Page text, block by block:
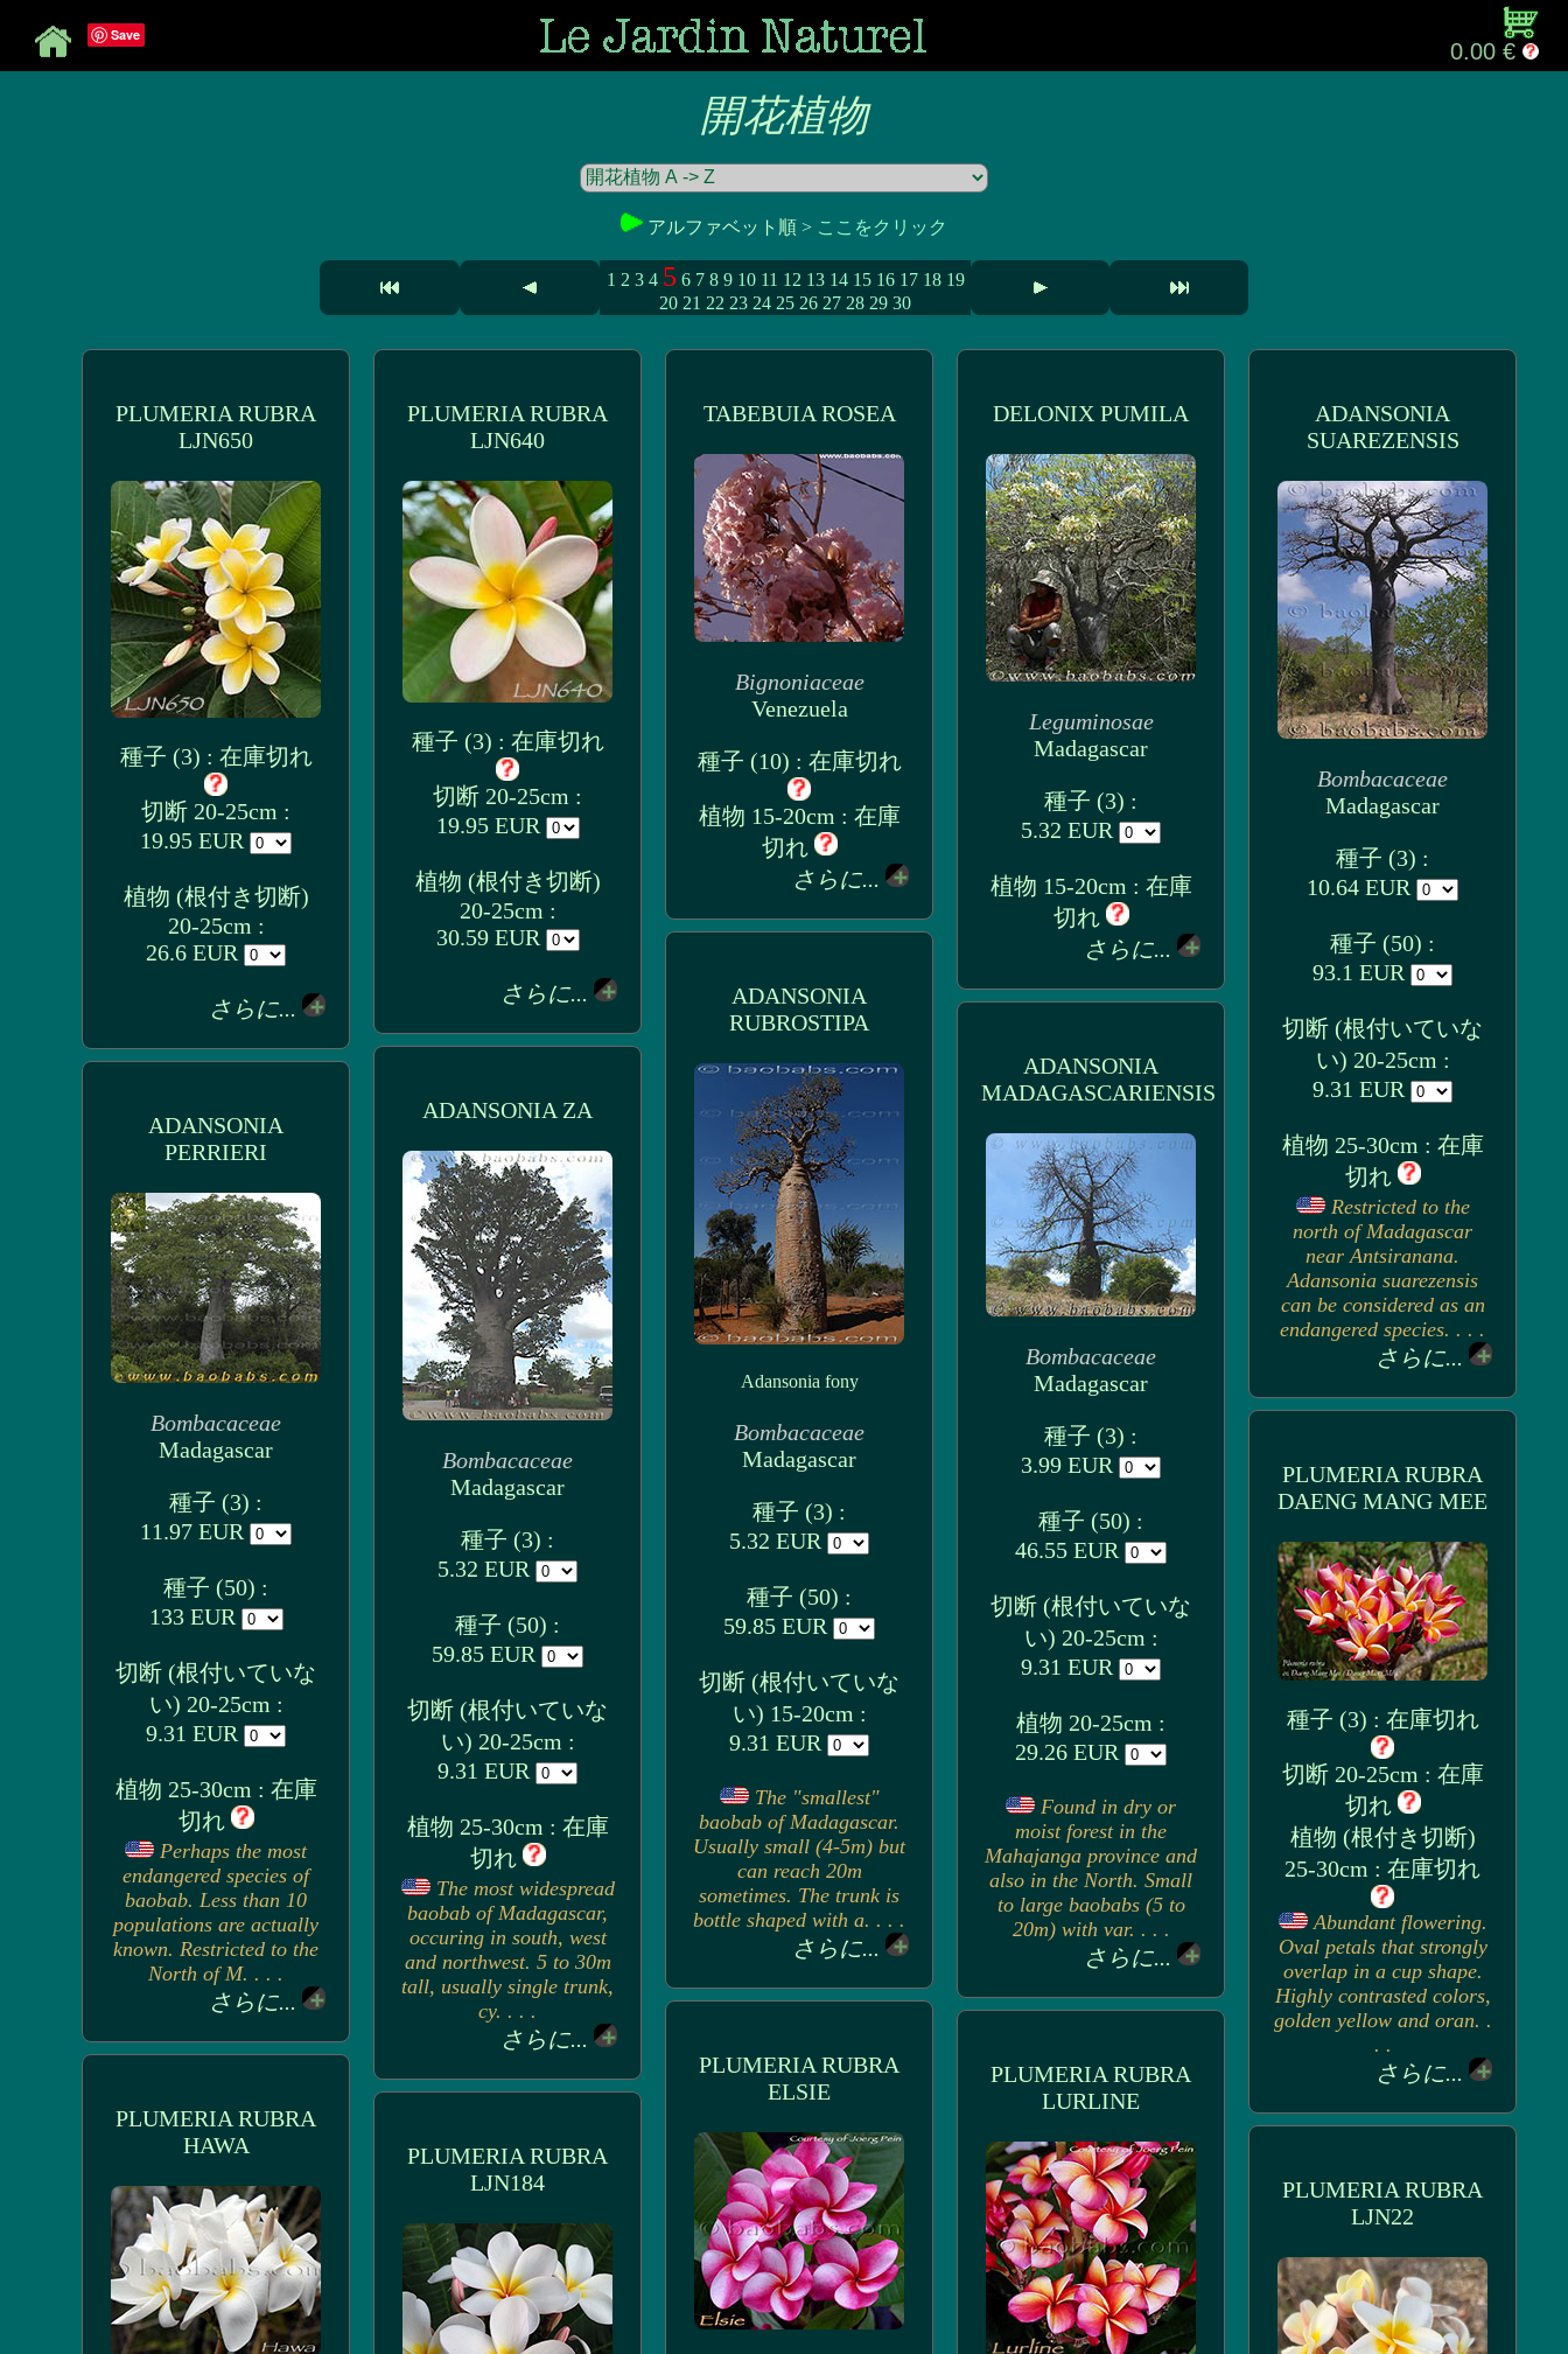
0.00 €
Save
開花植物
アルファベット順 > ここをクリック
1 2 3 4 5 6 7 8 9 10 11 12 13 14 15 16 17 18 19
20 21 22 23 24 25 26 27 28 29 30
PLUMERIA RUBRA
LJN650
種子 (3) : 在庫切れ
切断 20-25cm :
19.95 EUR
植物 (根付き切断)
20-25cm :
26.6 EUR
さらに...
PLUMERIA RUBRA
LJN640
種子 (3) : 在庫切れ
切断 20-25cm :
19.95 EUR
植物 (根付き切断)
20-25cm :
30.59 EUR
さらに...
TABEBUIA ROSEA
Bignoniaceae
Venezuela
種子 (10) : 在庫切れ
植物 15-20cm : 在庫
切れ
さらに...
DELONIX PUMILA
Leguminosae
Madagascar
種子 (3) :
5.32 EUR
植物 15-20cm : 在庫
切れ
さらに...
ADANSONIA
SUAREZENSIS
Bombacaceae
Madagascar
種子 (3) :
10.64 EUR
種子 (50) :
93.1 EUR
切断 (根付いていな
い) 20-25cm :
9.31 EUR
植物 25-30cm : 在庫
切れ
Restricted to the
north of Madagascar
near Antsiranana.
Adansonia suarezensis
can be considered as an
endangered species. . . .
さらに...
ADANSONIA
RUBROSTIPA
Adansonia fony
Bombacaceae
Madagascar
種子 (3) :
5.32 EUR
種子 (50) :
59.85 EUR
切断 (根付いていな
い) 15-20cm :
9.31 EUR
The "smallest"
baobab of Madagascar.
Usually small (4-5m) but
can reach 20m
sometimes. The trunk is
bottle shaped with a. . . .
さらに...
ADANSONIA
MADAGASCARIENSIS
Bombacaceae
Madagascar
種子 (3) :
3.99 EUR
種子 (50) :
46.55 EUR
切断 (根付いていな
い) 20-25cm :
9.31 EUR
植物 20-25cm :
29.26 EUR
Found in dry or
moist forest in the
Mahajanga province and
also in the North. Small
to large baobabs (5 to
20m) with var. . . .
さらに...
ADANSONIA ZA
Bombacaceae
Madagascar
種子 (3) :
5.32 EUR
種子 (50) :
59.85 EUR
切断 (根付いていな
い) 20-25cm :
9.31 EUR
植物 25-30cm : 在庫
切れ
The most widespread
baobab of Madagascar,
occuring in south, west
and northwest. 5 to 30m
tall, usually single trunk,
cy. . . .
さらに...
ADANSONIA
PERRIERI
Bombacaceae
Madagascar
種子 (3) :
11.97 EUR
種子 (50) :
133 EUR
切断 (根付いていな
い) 20-25cm :
9.31 EUR
植物 25-30cm : 在庫
切れ
Perhaps the most
endangered species of
baobab. Less than 10
populations are actually
known. Restricted to the
North of M. . . .
さらに...
PLUMERIA RUBRA
DAENG MANG MEE
種子 (3) : 在庫切れ
切断 20-25cm : 在庫
切れ
植物 (根付き切断)
25-30cm : 在庫切れ
Abundant flowering.
Oval petals that strongly
overlap in a cup shape.
Highly contrasted colors,
golden yellow and oran. .
. .
さらに...
PLUMERIA RUBRA
ELSIE
PLUMERIA RUBRA
LURLINE
PLUMERIA RUBRA
HAWA
PLUMERIA RUBRA
LJN184
PLUMERIA RUBRA
LJN22